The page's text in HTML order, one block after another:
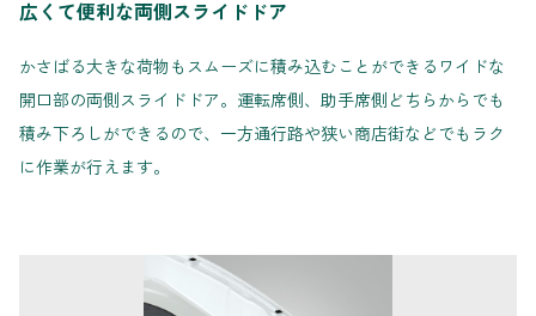
広くて便利な両側スライドドア
かさばる大きな荷物もスムーズに積み込むことができるワイドな
開口部の両側スライドドア。運転席側、助手席側どちらからでも
積み下ろしができるので、一方通行路や狭い商店街などでもラク
に作業が行えます。